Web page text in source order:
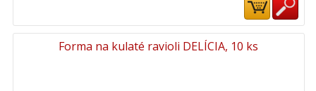
Forma na kulaté ravioli DELÍCIA, 10 ks